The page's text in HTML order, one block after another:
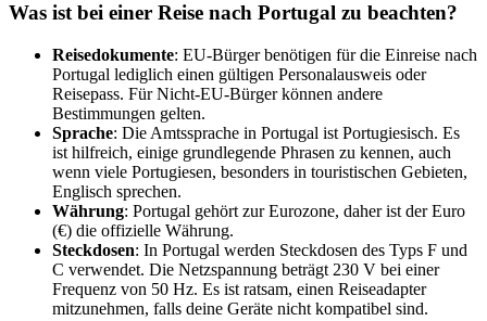
Was ist bei einer Reise nach Portugal zu beachten?
Reisedokumente: EU-Bürger benötigen für die Einreise nach
Portugal lediglich einen gültigen Personalausweis oder
Reisepass. Für Nicht-EU-Bürger können andere
Bestimmungen gelten.
Sprache: Die Amtssprache in Portugal ist Portugiesisch. Es
ist hilfreich, einige grundlegende Phrasen zu kennen, auch
wenn viele Portugiesen, besonders in touristischen Gebieten,
Englisch sprechen.
Währung: Portugal gehört zur Eurozone, daher ist der Euro
(€) die offizielle Währung.
Steckdosen: In Portugal werden Steckdosen des Typs F und
C verwendet. Die Netzspannung beträgt 230 V bei einer
Frequenz von 50 Hz. Es ist ratsam, einen Reiseadapter
mitzunehmen, falls deine Geräte nicht kompatibel sind.